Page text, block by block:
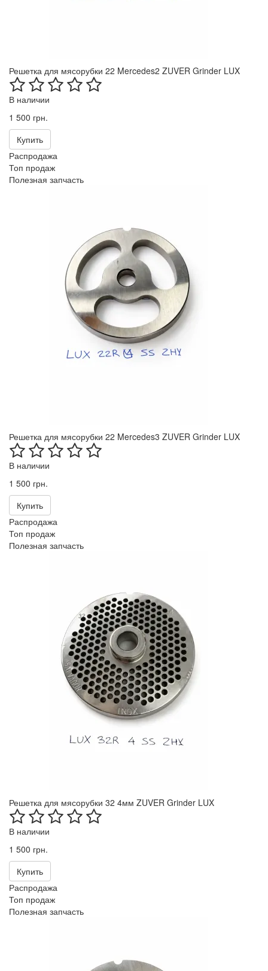
Решетка для мясорубки 22 Mercedes2 ZUVER Grinder LUX
В наличии
1 500 грн.
Купить
Распродажа
Топ продаж
Полезная запчасть
Решетка для мясорубки 22 Mercedes3 ZUVER Grinder LUX
В наличии
1 500 грн.
Купить
Распродажа
Топ продаж
Полезная запчасть
Решетка для мясорубки 32 4мм ZUVER Grinder LUX
В наличии
1 500 грн.
Купить
Распродажа
Топ продаж
Полезная запчасть